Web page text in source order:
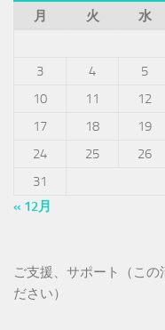
月 火 水
3
4 5
10
11 12
17
18 19
24
25 26
31
« 12月
ご支援、サポート（この
ださい）